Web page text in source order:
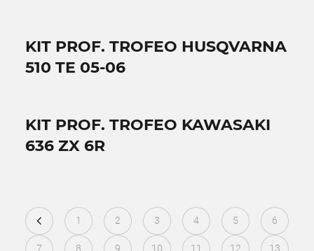
KIT PROF. TROFEO HUSQVARNA
510 TE 05-06
KIT PROF. TROFEO KAWASAKI
636 ZX 6R
1 2 3 4 5 6
7 8 9 10 11 12 13